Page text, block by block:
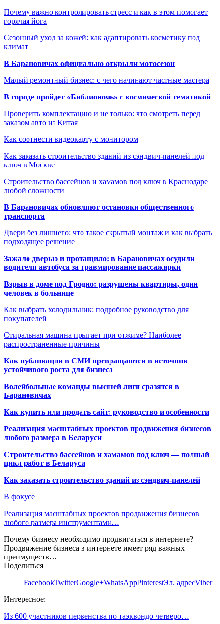
Почему важно контролировать стресс и как в этом помогает
горячая йога
Сезонный уход за кожей: как адаптировать косметику под
климат
В Барановичах официально открыли мотосезон
Малый ремонтный бизнес: с чего начинают частные мастера
В городе пройдет «Библионочь» с космической тематикой
Проверить комплектацию и не только: что смотреть перед
заказом авто из Китая
Как соотнести видеокарту с монитором
Как заказать строительство зданий из сэндвич-панелей под
ключ в Москве
Строительство бассейнов и хамамов под ключ в Краснодаре
любой сложности
В Барановичах обновляют остановки общественного
транспорта
Двери без лишнего: что такое скрытый монтаж и как выбрать
подходящее решение
Зажало дверью и протащило: в Барановичах осудили
водителя автобуса за травмирование пассажирки
Взрыв в доме под Гродно: разрушены квартиры, один
человек в больнице
Как выбрать холодильник: подробное руководство для
покупателей
Стиральная машина прыгает при отжиме? Наиболее
распространенные причины
Как публикации в СМИ превращаются в источник
устойчивого роста для бизнеса
Волейбольные команды высшей лиги сразятся в
Барановичах
Как купить или продать сайт: руководство и особенности
Реализация масштабных проектов продвижения бизнесов
любого размера в Беларуси
Строительство бассейнов и хамамов под ключ — полный
цикл работ в Беларуси
Как заказать строительство зданий из сэндвич-панелей
В фокусе
Реализация масштабных проектов продвижения бизнесов
любого размера инструментами…
Почему бизнесу необходимо продвигаться в интернете?
Продвижение бизнеса в интернете имеет ряд важных
преимуществ…
Поделиться
FacebookTwitterGoogle+WhatsAppPinterestЭл. адресViber
Интересное:
Из 600 участников первенства по таэквондо четверо…